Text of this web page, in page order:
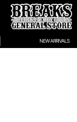
NEW ARRIVALS